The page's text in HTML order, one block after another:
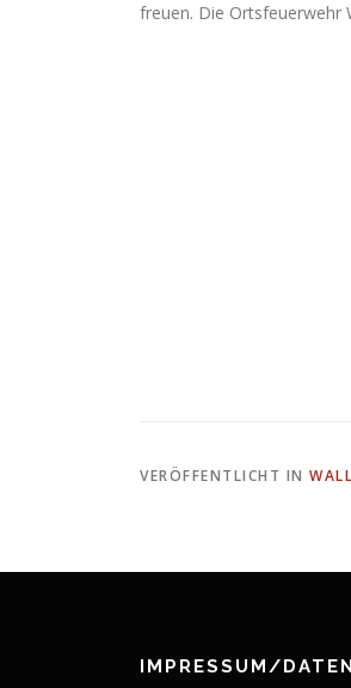
freuen. Die Ortsfeuerwehr
VERÖFFENTLICHT IN
IMPRESSUM/